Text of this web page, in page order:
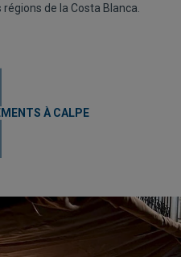
de la Costa Blanca.
À CALPE